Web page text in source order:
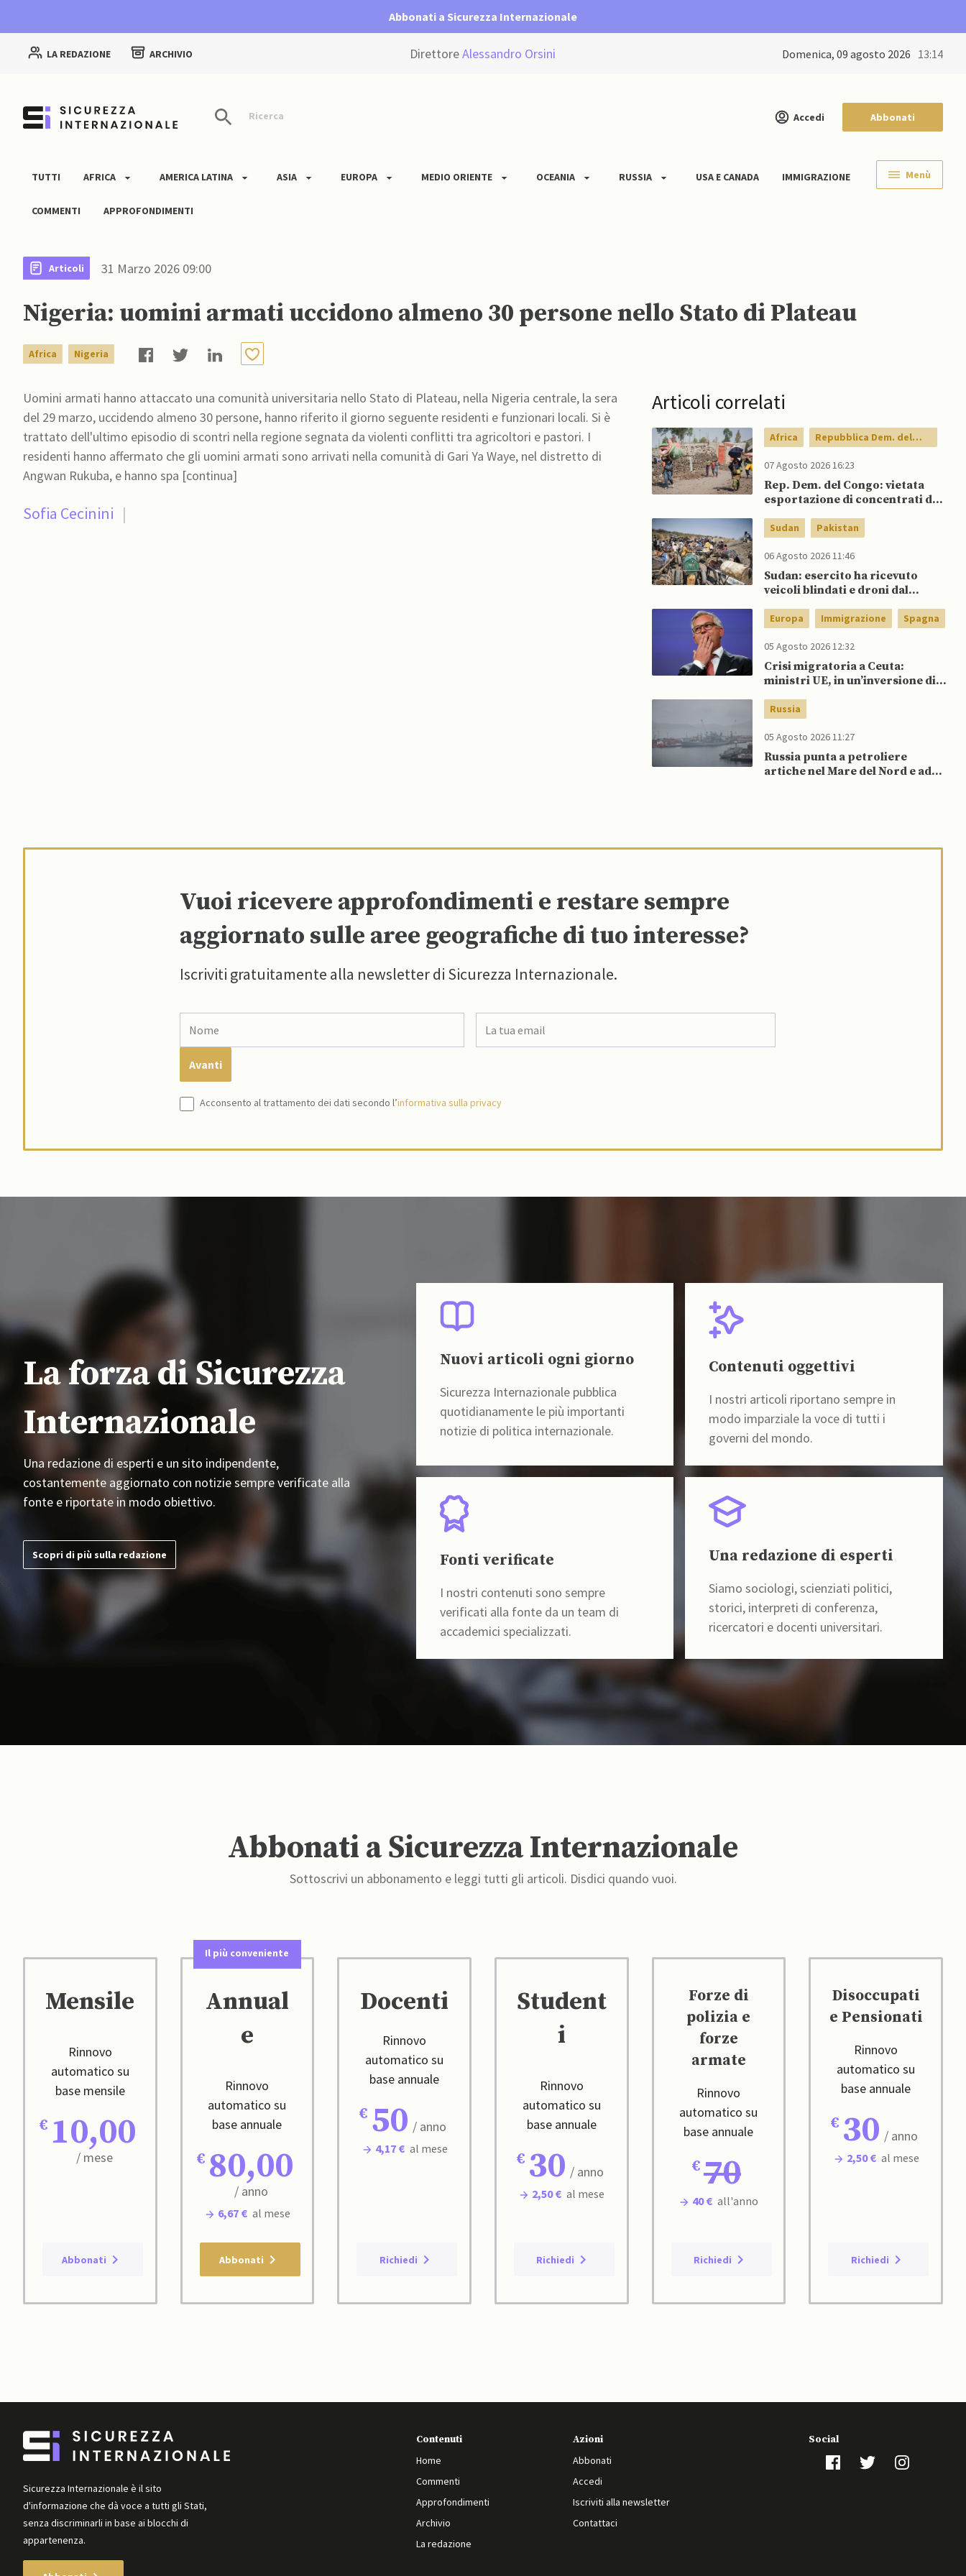
Abbonati a Sicurezza Internazionale
LA REDAZIONE ARCHIVIO DirettoreAlessandro Orsini domenica, 09 agosto 2026 13:14
Ricerca Accedi Abbonati
TUTTI AFRICA AMERICA LATINA ASIA EUROPA MEDIO ORIENTE OCEANIA RUSSIA USA E CANADA IMMIGRAZIONE
COMMENTI APPROFONDIMENTI
Menù
Articoli 31 Marzo 2026 09:00
Nigeria: uomini armati uccidono almeno 30 persone nello Stato di Plateau
Africa Nigeria
Uomini armati hanno attaccato una comunità universitaria nello Stato di Plateau, nella Nigeria centrale, la sera
del 29 marzo, uccidendo almeno 30 persone, hanno riferito il giorno seguente residenti e funzionari locali. Si è
trattato dell'ultimo episodio di scontri nella regione segnata da violenti conflitti tra agricoltori e pastori. I
residenti hanno affermato che gli uomini armati sono arrivati ​​nella comunità di Gari Ya Waye, nel distretto di
Angwan Rukuba, e hanno spa [continua]
Sofia Cecinini |
Articoli correlati
Africa
Repubblica Dem. del
Congo
07 Agosto 2026 16:23
Rep. Dem. del Congo: vietata
esportazione di concentrati di
Sudan Pakistan
06 Agosto 2026 11:46
Sudan: esercito ha ricevuto
veicoli blindati e droni dal
Europa Immigrazione Spagna
05 Agosto 2026 12:32
Crisi migratoria a Ceuta:
ministri UE, in un’inversione di
sostegno della Spagna
Russia
05 Agosto 2026 11:27
Russia punta a petroliere
artiche nel Mare del Nord e ad
Vuoi ricevere approfondimenti e restare sempre
aggiornato sulle aree geografiche di tuo interesse?
Iscriviti gratuitamente alla newsletter di Sicurezza Internazionale.
Acconsento al trattamento dei dati secondo l’informativa sulla privacy
La forza di Sicurezza
Internazionale
Una redazione di esperti e un sito indipendente,
costantemente aggiornato con notizie sempre verificate alla
fonte e riportate in modo obiettivo.
Scopri di più sulla redazione
Nuovi articoli ogni giorno
Sicurezza Internazionale pubblica
quotidianamente le più importanti
notizie di politica internazionale.
Contenuti oggettivi
I nostri articoli riportano sempre in
modo imparziale la voce di tutti i
governi del mondo.
Fonti verificate
I nostri contenuti sono sempre
verificati alla fonte da un team di
accademici specializzati.
Una redazione di esperti
Siamo sociologi, scienziati politici,
storici, interpreti di conferenza,
ricercatori e docenti universitari.
Abbonati a Sicurezza Internazionale
Sottoscrivi un abbonamento e leggi tutti gli articoli. Disdici quando vuoi.
Mensile
Rinnovo
automatico su
base mensile
10,00
/ mese
Abbonati
Il più conveniente
Annual
e
Rinnovo
automatico su
base annuale
80,00
/ anno
6,67 € al mese
Abbonati
Docenti
Rinnovo
automatico su
base annuale
50 / anno
4,17 € al mese
Richiedi
Student
i
Rinnovo
automatico su
base annuale
30 / anno
2,50 € al mese
Richiedi
Forze di
polizia e
forze
armate
Rinnovo
automatico su
base annuale
70
40 € all'anno
Richiedi
Disoccupati
e Pensionati
Rinnovo
automatico su
base annuale
30 / anno
2,50 € al mese
Richiedi
Sicurezza Internazionale è il sito
d'informazione che dà voce a tutti gli Stati,
senza discriminarli in base ai blocchi di
appartenenza.
Contenuti
Home
Commenti
Approfondimenti
Archivio
La redazione
Azioni
Abbonati
Accedi
Iscriviti alla newsletter
Contattaci
Social